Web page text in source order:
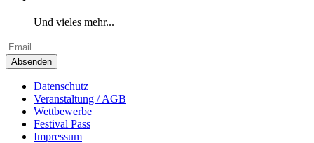
Und vieles mehr...
Absenden
Datenschutz
Veranstaltung / AGB
Wettbewerbe
Festival Pass
Impressum